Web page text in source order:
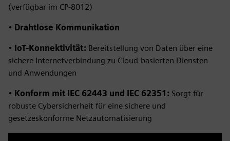
(verfügbar im CP-8012)
• Drahtlose Kommunikation
• IoT-Konnektivität: Bereitstellung von Daten über eine
sichere Internetverbindung zu Cloud-basierten Diensten
und Anwendungen
• Konform mit IEC 62443 und IEC 62351: Sorgt für
robuste Cybersicherheit für eine sichere und
gesetzeskonforme Netzautomatisierung